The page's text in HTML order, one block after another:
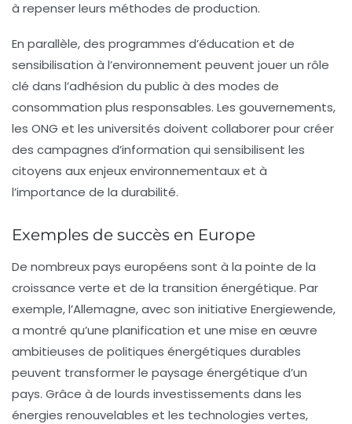
à repenser leurs méthodes de production.
En parallèle, des programmes d’éducation et de
sensibilisation à l’environnement peuvent jouer un rôle
clé dans l’adhésion du public à des modes de
consommation plus responsables. Les gouvernements,
les ONG et les universités doivent collaborer pour créer
des campagnes d’information qui sensibilisent les
citoyens aux enjeux environnementaux et à
l’importance de la durabilité.
Exemples de succès en Europe
De nombreux pays européens sont à la pointe de la
croissance verte et de la transition énergétique. Par
exemple, l’Allemagne, avec son initiative Energiewende,
a montré qu’une planification et une mise en œuvre
ambitieuses de politiques énergétiques durables
peuvent transformer le paysage énergétique d’un
pays. Grâce à de lourds investissements dans les
énergies renouvelables et les technologies vertes,